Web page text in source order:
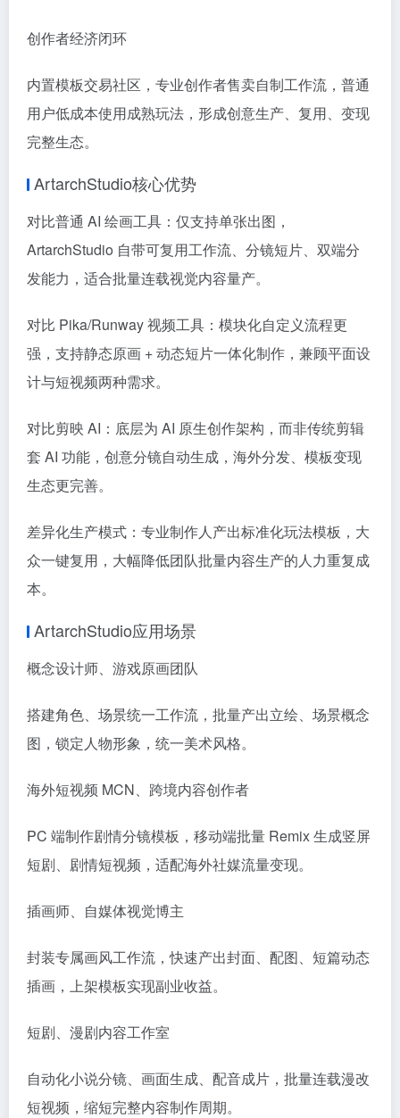
创作者经济闭环
内置模板交易社区，专业创作者售卖自制工作流，普通
用户低成本使用成熟玩法，形成创意生产、复用、变现
完整生态。
ArtarchStudio核心优势
对比普通 AI 绘画工具：仅支持单张出图，
ArtarchStudio 自带可复用工作流、分镜短片、双端分
发能力，适合批量连载视觉内容量产。
对比 Pika/Runway 视频工具：模块化自定义流程更
强，支持静态原画 + 动态短片一体化制作，兼顾平面设
计与短视频两种需求。
对比剪映 AI：底层为 AI 原生创作架构，而非传统剪辑
套 AI 功能，创意分镜自动生成，海外分发、模板变现
生态更完善。
差异化生产模式：专业制作人产出标准化玩法模板，大
众一键复用，大幅降低团队批量内容生产的人力重复成
本。
ArtarchStudio应用场景
概念设计师、游戏原画团队
搭建角色、场景统一工作流，批量产出立绘、场景概念
图，锁定人物形象，统一美术风格。
海外短视频 MCN、跨境内容创作者
PC 端制作剧情分镜模板，移动端批量 Remix 生成竖屏
短剧、剧情短视频，适配海外社媒流量变现。
插画师、自媒体视觉博主
封装专属画风工作流，快速产出封面、配图、短篇动态
插画，上架模板实现副业收益。
短剧、漫剧内容工作室
自动化小说分镜、画面生成、配音成片，批量连载漫改
短视频，缩短完整内容制作周期。